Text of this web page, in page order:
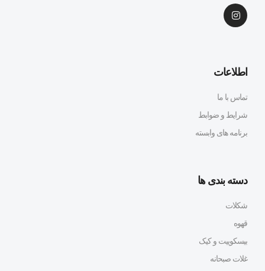
اطلاعات
تماس با ما
شرایط و ضوابط
برنامه های وابسته
دسته بندی ها
شکلات
قهوه
بیسکوییت و کیک
غلات صبحانه